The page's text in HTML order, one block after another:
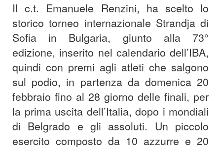
Il c.t. Emanuele Renzini, ha scelto lo
storico torneo internazionale Strandja di
Sofia in Bulgaria, giunto alla 73°
edizione, inserito nel calendario dell’IBA,
quindi con premi agli atleti che salgono
sul podio, in partenza da domenica 20
febbraio fino al 28 giorno delle finali, per
la prima uscita dell’Italia, dopo i mondiali
di Belgrado e gli assoluti. Un piccolo
esercito composto da 10 azzurre e 20